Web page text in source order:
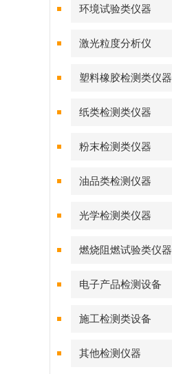
环境试验类仪器
激光粒度分析仪
塑料橡胶检测类仪器
纸类检测类仪器
粉末检测类仪器
油品类检测仪器
光学检测类仪器
燃烧阻燃试验类仪器
电子产品检测设备
施工检测类设备
其他检测仪器